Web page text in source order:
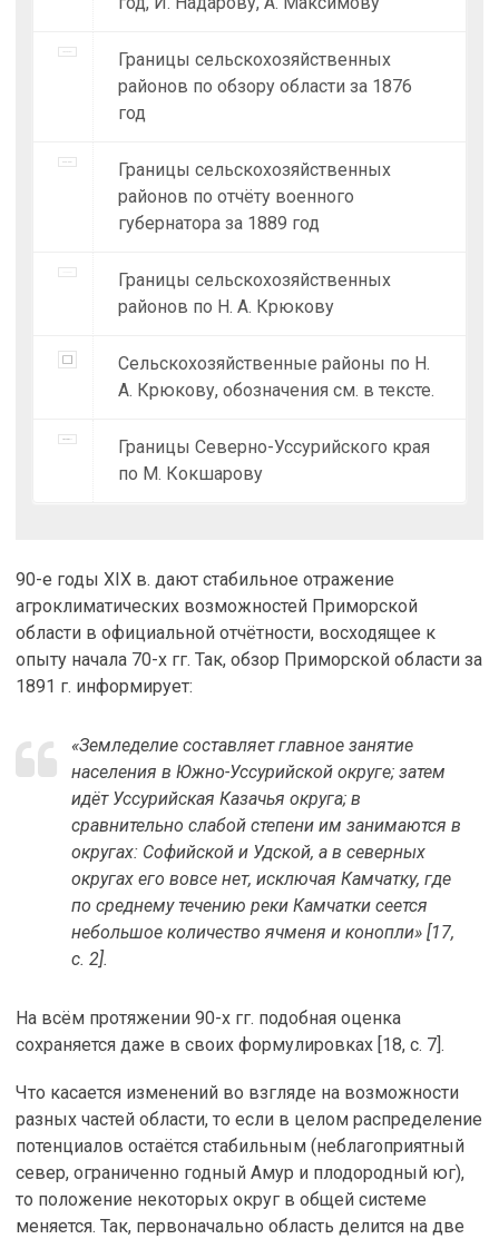
Границы сельскохозяйственных
районов по обзору области за 1876
год
Границы сельскохозяйственных
районов по отчёту военного
губернатора за 1889 год
Границы сельскохозяйственных
районов по Н. А. Крюкову
Сельскохозяйственные районы по Н.
А. Крюкову, обозначения см. в тексте.
Границы Северно-Уссурийского края
по М. Кокшарову
90-е годы XIX в. дают стабильное отражение
агроклиматических возможностей Приморской
области в официальной отчётности, восходящее к
опыту начала 70-х гг. Так, обзор Приморской области за
1891 г. информирует:
«Земледелие составляет главное занятие
населения в Южно-Уссурийской округе; затем
идёт Уссурийская Казачья округа; в
сравнительно слабой степени им занимаются в
округах: Софийской и Удской, а в северных
округах его вовсе нет, исключая Камчатку, где
по среднему течению реки Камчатки сеется
небольшое количество ячменя и конопли» [17,
с. 2].
На всём протяжении 90-х гг. подобная оценка
сохраняется даже в своих формулировках [18, с. 7].
Что касается изменений во взгляде на возможности
разных частей области, то если в целом распределение
потенциалов остаётся стабильным (неблагоприятный
север, ограниченно годный Амур и плодородный юг),
то положение некоторых округ в общей системе
меняется. Так, первоначально область делится на две